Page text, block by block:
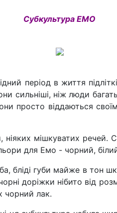
Субкультура ЕМО
період в життя
сильніші, ніж люди
просто віддаються
ніяких мішкуватих
для Емо - чорний,
бліді губи майже в тон
доріжки нібито від
чорний лак.